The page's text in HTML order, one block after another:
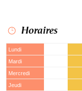
Horaires
Lundi
Mardi
Mercredi
Jeudi